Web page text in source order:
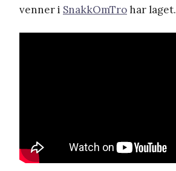
venner i SnakkOmTrohar laget.